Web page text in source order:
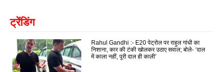
ट्रेंडिंग
Rahul Gandhi :- E20 पेट्रोल पर राहुल गांधी का
निशाना, कार की टंकी खोलकर उठाए सवाल; बोले- ‘दाल
में काला नहीं, पूरी दाल ही काली’